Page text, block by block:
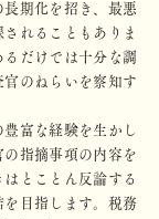
期化を招き、最悪
れることもありま
だけでは十分な調
のねらいを察知す
富な経験を生かし
指摘事項の内容を
とことん反論する
を目指します。税務